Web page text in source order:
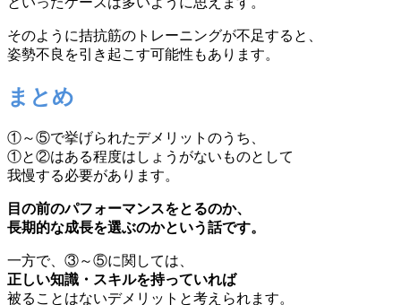
そのように拮抗筋のトレーニングが不足すると、
姿勢不良を引き起こす可能性もあります。
まとめ
①～⑤で挙げられたデメリットのうち、
①と②はある程度はしょうがないものとして
我慢する必要があります。
目の前のパフォーマンスをとるのか、
長期的な成長を選ぶのかという話です。
一方で、③～⑤に関しては、
正しい知識・スキルを持っていれば
被ることはないデメリットと考えられます。